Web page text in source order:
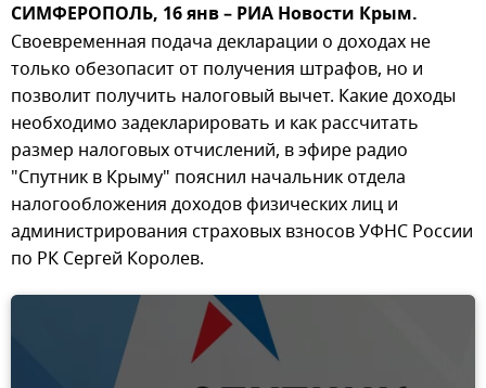
СИМФЕРОПОЛЬ, 16 янв – РИА Новости Крым.
Своевременная подача декларации о доходах не
только обезопасит от получения штрафов, но и
позволит получить налоговый вычет. Какие доходы
необходимо задекларировать и как рассчитать
размер налоговых отчислений, в эфире радио
"Спутник в Крыму" пояснил начальник отдела
налогообложения доходов физических лиц и
администрирования страховых взносов УФНС России
по РК Сергей Королев.